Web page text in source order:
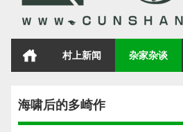
村上新闻 杂家杂谈
海啸后的多崎作